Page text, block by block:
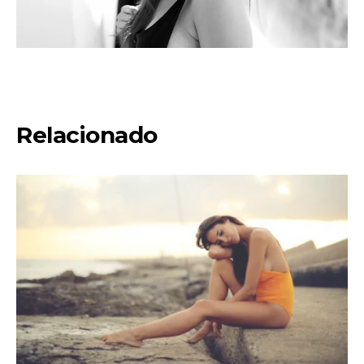
Relacionado